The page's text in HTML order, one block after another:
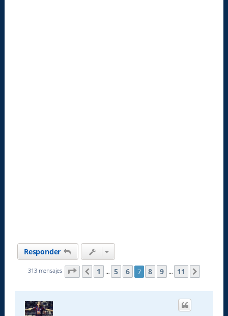
Responder
313 mensajes Página 7de 11
Anterior
1 … 5 6 7 8 9 … 11